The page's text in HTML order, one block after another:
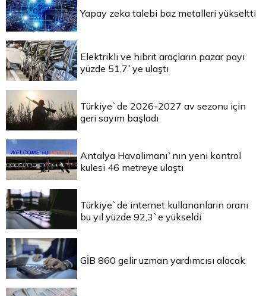
Yapay zeka talebi baz metalleri yükseltti
Elektrikli ve hibrit araçların pazar payı
yüzde 51,7`ye ulaştı
Türkiye`de 2026-2027 av sezonu için
geri sayım başladı
Antalya Havalimanı`nın yeni kontrol
kulesi 46 metreye ulaştı
Türkiye`de internet kullananların oranı
bu yıl yüzde 92,3`e yükseldi
GİB 860 gelir uzman yardımcısı alacak